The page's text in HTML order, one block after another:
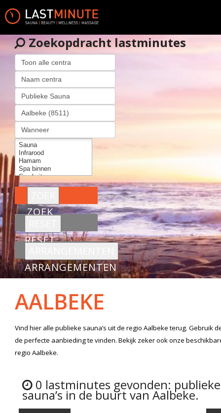
Zoekopdracht lastminutes
ZOEK
RESET
ARRANGEMENTEN
AALBEKE
Vind hier alle publieke sauna’s uit de regio Aalbeketerug. Gebruik
de perfecte aanbieding te vinden. Bekijk zeker ook onze
regio Aalbeke.
0 lastminutes gevonden: publieke
sauna’s in de buurt van Aalbeke.